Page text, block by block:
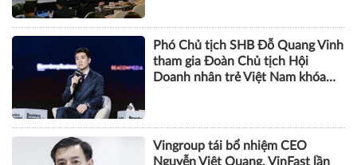
CEO 5S Media: AI chỉ tạo ra tăng
trưởng khi doanh nghiệp thiết kế
lại cách làm việc
Phó Chủ tịch SHB Đỗ Quang Vinh